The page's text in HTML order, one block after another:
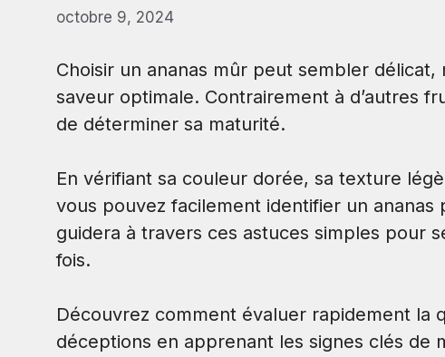
octobre 9, 2024
Choisir un ananas mûr peut sembler délicat,
saveur optimale. Contrairement à d’autres
de déterminer sa maturité.
En vérifiant sa couleur dorée, sa texture
vous pouvez facilement identifier un
guidera à travers ces astuces simples pour
fois.
Découvrez comment évaluer rapidement la
déceptions en apprenant les signes clés de